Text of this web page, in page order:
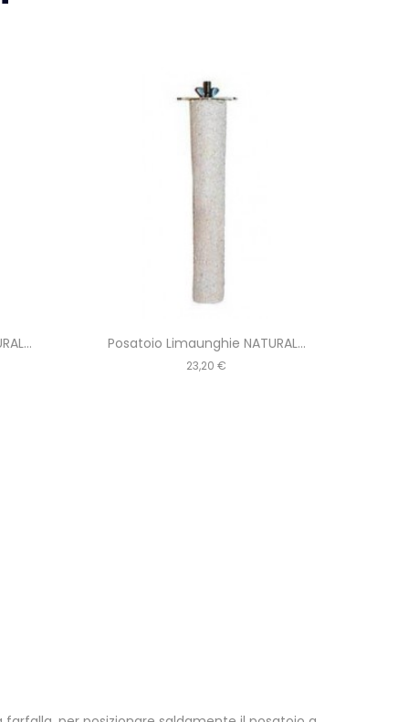
Posatoio Limaunghie NATURAL...
Prezzo
23,20 €